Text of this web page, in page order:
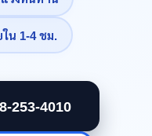
น 1-4 ชม.
253-4010